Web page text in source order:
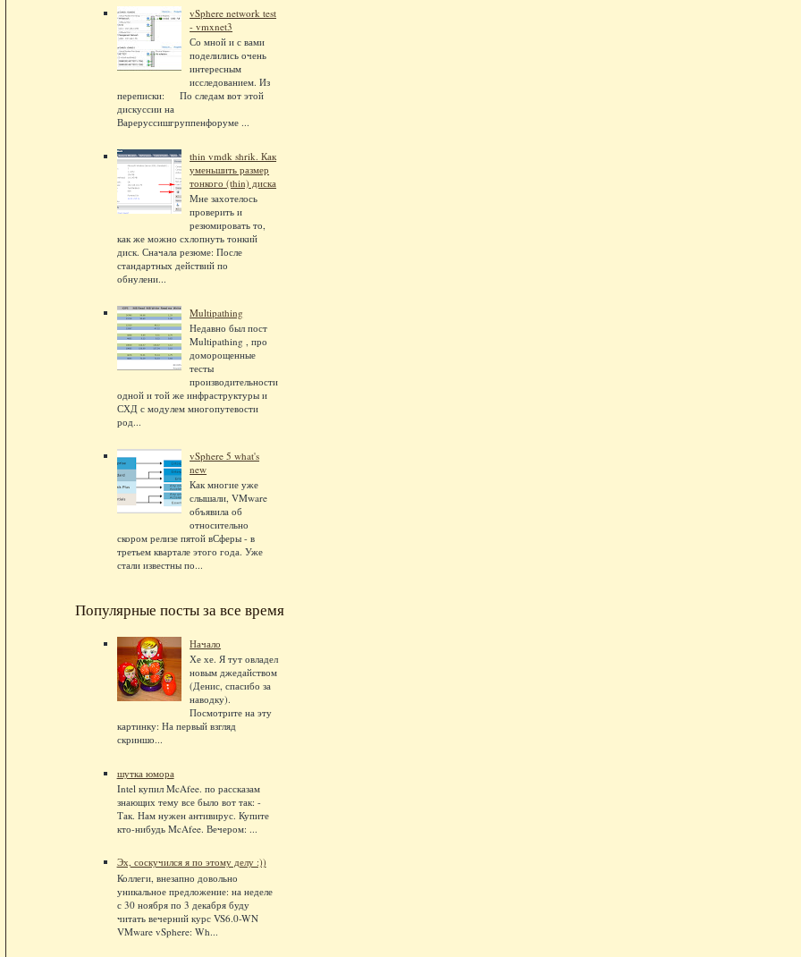
vSphere network test
- vmxnet3
Со мной и с вами
поделились очень
интересным
исследованием. Из
переписки: По следам вот этой
дискуссии на
Вареруссишгруппенфоруме ...
thin vmdk shrik. Как
уменьшить размер
тонкого (thin) диска
Мне захотелось
проверить и
резюмировать то,
как же можно схлопнуть тонкий
диск. Сначала резюме: После
стандартных действий по
обнулени...
Multipathing
Недавно был пост
Multipathing , про
доморощенные
тесты
производительности
одной и той же инфраструктуры и
СХД с модулем многопутевости
род...
vSphere 5 what's
new
Как многие уже
слышали, VMware
объявила об
относительно
скором релизе пятой вСферы - в
третьем квартале этого года. Уже
стали известны по...
Популярные посты за все время
Начало
Хе хе. Я тут овладел
новым джедайством
(Денис, спасибо за
наводку).
Посмотрите на эту
картинку: На первый взгляд
скриншо...
шутка юмора
Intel купил McAfee. по рассказам
знающих тему все было вот так: -
Так. Нам нужен антивирус. Купите
кто-нибудь McAfee. Вечером: ...
Эх, соскучился я по этому делу :))
Коллеги, внезапно довольно
уникальное предложение: на неделе
с 30 ноября по 3 декабря буду
читать вечерний курс VS6.0-WN
VMware vSphere: Wh...